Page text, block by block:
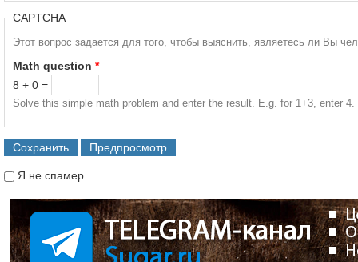
CAPTCHA
Этот вопрос задается для того, чтобы выяснить, являетесь ли Вы
Math question *
8 + 0 =
Solve this simple math problem and enter the result. E.g. for 1+3, enter 4.
Я не спамер